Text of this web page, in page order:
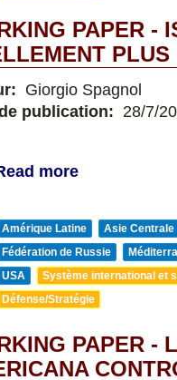
PAPER -
Giorgio Spagnol
publication: 28/7/
more
Amérique Latine
Asie Centrale
Fédération de Russie
USA
Système international et
Défense/Stratégie
PAPER -